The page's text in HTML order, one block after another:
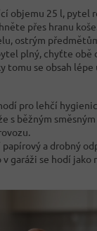
objemu 25 l, pytel
přes hranu
ostrým
plný, chyťte obě
tomu se obsah lépe
pro lehčí
s běžným
a drobný
garáži se hodí jako